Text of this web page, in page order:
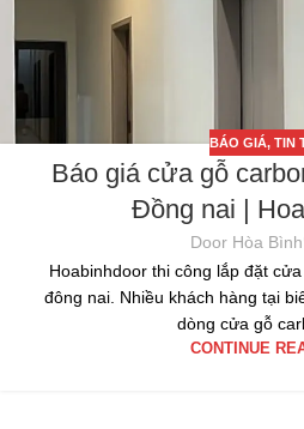
BÁO GIÁ, TIN
Báo giá cửa gỗ
Đồng nai |
Door Hòa Bình
Hoabinhdoor thi công lắp đặt
đông nai. Nhiều khách hàng tại
dòng cửa gỗ
CONTINUE